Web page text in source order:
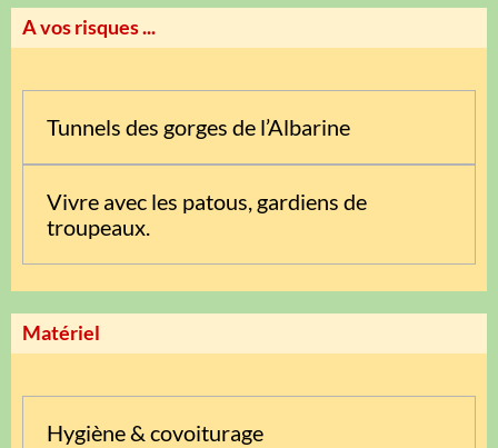
A vos risques ...
Tunnels des gorges de l’Albarine
Vivre avec les patous, gardiens de
troupeaux.
Matériel
Hygiène & covoiturage